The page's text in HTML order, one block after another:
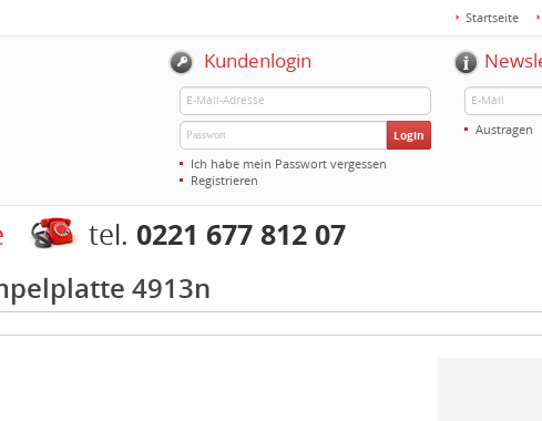
Startseite
Austragen
Kundenlogin
Login
Ich habe mein Passwort vergessen
Registrieren
tel. 0221 677 812 07
4913n